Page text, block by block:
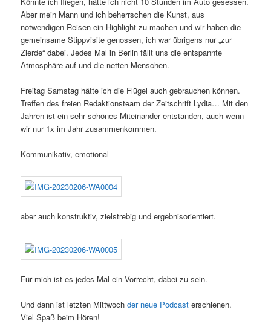
Aber mein Mann und ich beherrschen die Kunst, aus
notwendigen Reisen ein Highlight zu machen und wir haben die
gemeinsame Stippvisite genossen, ich war übrigens nur „zur
Zierde“ dabei. Jedes Mal in Berlin fällt uns die entspannte
Atmosphäre auf und die netten Menschen.
Freitag Samstag hätte ich die Flügel auch gebrauchen können.
Treffen des freien Redaktionsteam der Zeitschrift Lydia… Mit den
Jahren ist ein sehr schönes Miteinander entstanden, auch wenn
wir nur 1x im Jahr zusammenkommen.
Kommunikativ, emotional
aber auch konstruktiv, zielstrebig und ergebnisorientiert.
Für mich ist es jedes Mal ein Vorrecht, dabei zu sein.
Und dann ist letzten Mittwochder neue Podcast erschienen.
Viel Spaß beim Hören!